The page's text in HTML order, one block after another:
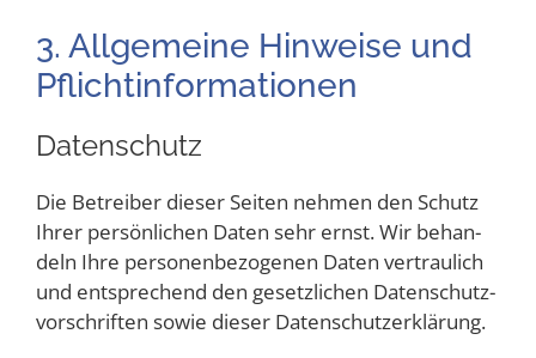
3. All­ge­mei­ne Hin­wei­se und
Pflichtinformationen
Daten­schutz
Die Betrei­ber die­ser Sei­ten neh­men den Schutz
Ihrer per­sön­li­chen Daten sehr ernst. Wir behan­
deln Ihre per­so­nen­be­zo­ge­nen Daten ver­trau­lich
und ent­spre­chend den gesetz­li­chen Daten­schutz­
vor­schrif­ten sowie die­ser Datenschutzerklärung.